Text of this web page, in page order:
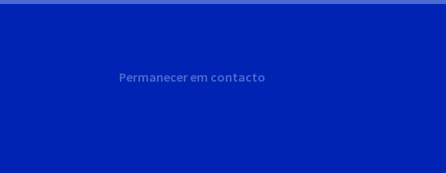
Permanecer em contacto